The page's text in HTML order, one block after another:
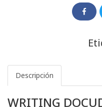
Descripción
WRITING